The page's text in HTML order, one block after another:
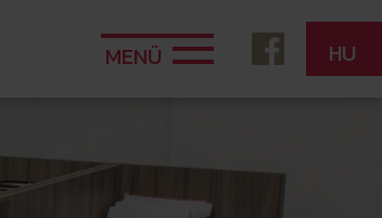
HU
MENÜ